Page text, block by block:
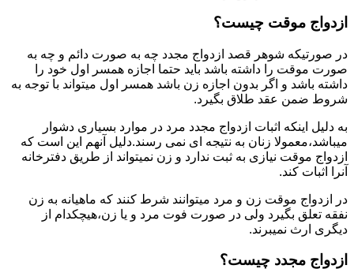
ازدواج موقت چیست؟
در صورتیکه شوهر قصد ازدواج مجدد چه به صورت دائم و چه به
صورت موقت را داشته باشد باید حتما اجازه همسر اول خود را
داشته باشد و اگر بدون اجازه زن باشد همسر اول میتواند با توجه به
شروط ضمن عقد طلاق بگیرد.
به دلیل اینکه اثبات ازدواج مجدد مرد در موارد بسیاری دشوار
میباشد،معمولا زنان به نتیجه ای نمی رسند.دلیل آنهم این است که
ازدواج موقت نیازی به ثبت ندارد و زن نمیتواند از طریق دفترخانه
آنرا اثبات کند.
در ازدواج موقت زن و مرد میتوانند شرط کنند که ماهیانه به زن
نفقه تعلق بگیرد ولی در صورت فوت مرد و یا زن،هیچکدام از
دیگری ارث نمیبرند.
ازدواج مجدد چیست؟